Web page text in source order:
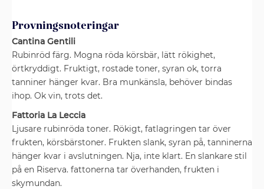
Provningsnoteringar
Cantina Gentili
Rubinröd färg. Mogna röda körsbär, lätt rökighet,
örtkryddigt. Fruktigt, rostade toner, syran ok, torra
tanniner hänger kvar. Bra munkänsla, behöver bindas
ihop. Ok vin, trots det.
Fattoria La Leccia
Ljusare rubinröda toner. Rökigt, fatlagringen tar över
frukten, körsbärstoner. Frukten slank, syran på, tanninerna
hänger kvar i avslutningen. Nja, inte klart. En slankare stil
på en Riserva. fattonerna tar överhanden, frukten i
skymundan.